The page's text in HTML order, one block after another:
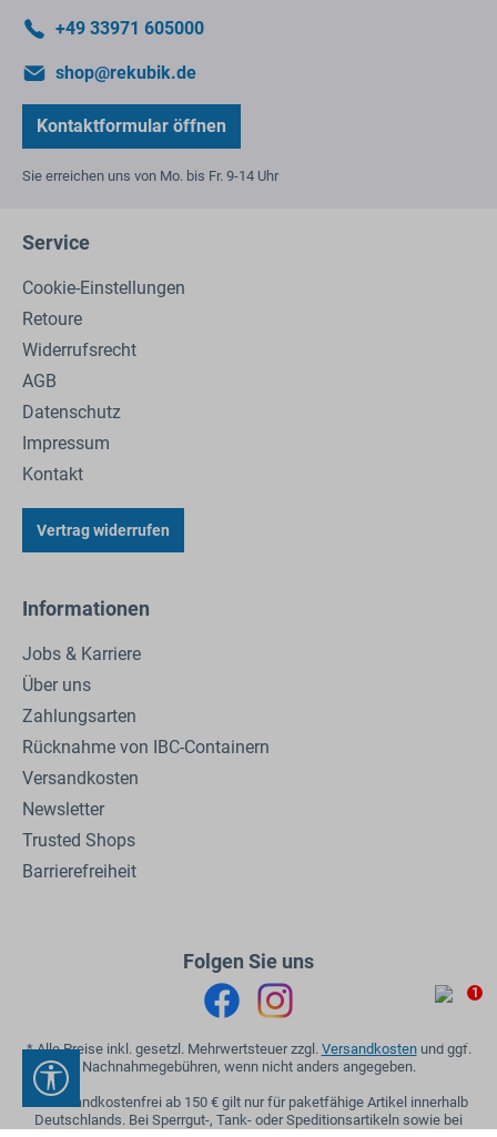
+49 33971 605000
shop@rekubik.de
Kontaktformular öffnen
Sie erreichen uns von Mo. bis Fr. 9-14 Uhr
Service
Cookie-Einstellungen
Retoure
Widerrufsrecht
AGB
Datenschutz
Impressum
Kontakt
Vertrag widerrufen
Informationen
Jobs & Karriere
Über uns
Zahlungsarten
Rücknahme von IBC-Containern
Versandkosten
Newsletter
Trusted Shops
Barrierefreiheit
Folgen Sie uns
* Alle Preise inkl. gesetzl. Mehrwertsteuer zzgl. Versandkostenund ggf.
Nachnahmegebühren, wenn nicht anders angegeben.
** Versandkostenfrei ab 150 € gilt nur für paketfähige Artikel innerhalb
Deutschlands. Bei Sperrgut-, Tank- oder Speditionsartikeln sowie bei
Werkzeugleiste anzeigen
1